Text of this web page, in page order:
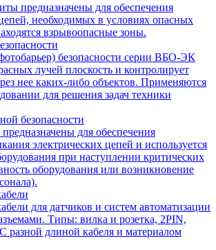
предназначены для обеспечения
необходимых в условиях опасных
взрывоопасные зоны.
безопасности серии ВБО-ЭК
лучей плоскость и контролирует
нее каких-либо объектов. Применяются
для решения задач техники
безопасности
предназначены для обеспечения
электрических цепей и используется
при наступлении критических
оборудования или возникновение
для датчиков и систем автоматизации
Типы: вилка и розетка, 2PIN,
разной длиной кабеля и материалом